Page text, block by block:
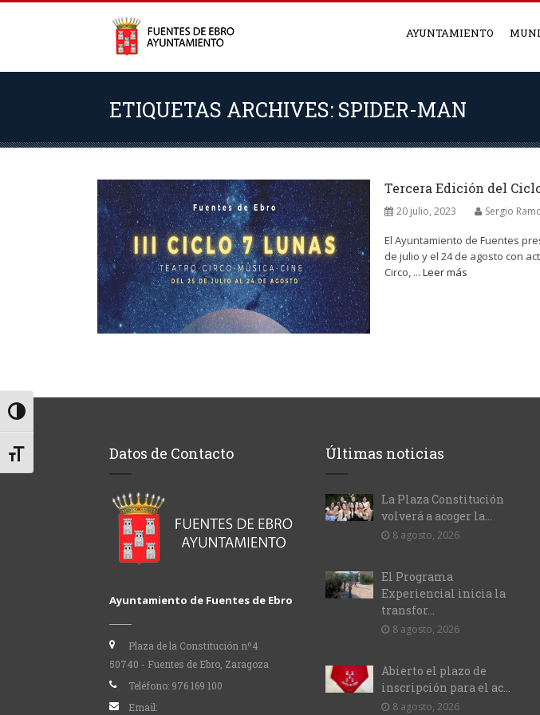
Alternar alto contraste
Alternar tamaño de letra
AYUNTAMIENTO
ETIQUETAS ARCHIVES: SPIDER-MAN
Tercera Edición del
20 julio, 2023 Sergio
El Ayuntamiento de Fuentes
de julio y el 24 de agosto con
Circo, ... Leer más
Datos de Contacto
Ayuntamiento de Fuentes de Ebro
Plaza de la Constitución nº4
50740 - Fuentes de Ebro, Zaragoza
Teléfono: 976 169 100
Email:
Últimas noticias
La Plaza Constitución
volverá a acoger la...
8 agosto, 2026
El Programa
Experiencial inicia la
transfor...
8 agosto, 2026
Abierto el plazo de
inscripción para el ac...
8 agosto, 2026